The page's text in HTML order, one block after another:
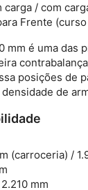
carga / com
Frente
mm é uma das
posições de
de
(carroceria) /
2.210 mm